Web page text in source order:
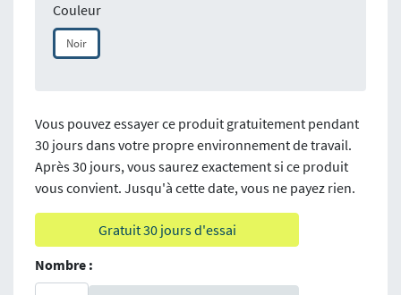
Couleur
Noir
Vous pouvez essayer ce produit gratuitement pendant
30 jours dans votre propre environnement de travail.
Après 30 jours, vous saurez exactement si ce produit
vous convient. Jusqu'à cette date, vous ne payez rien.
Gratuit 30 jours d'essai
Nombre :